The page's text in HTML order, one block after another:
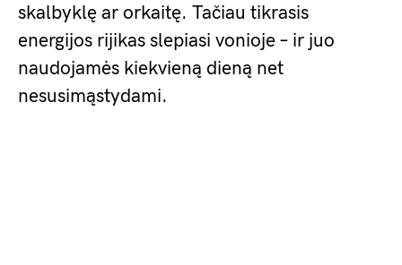
skalbyklę ar orkaitę. Tačiau tikrasis
energijos rijikas slepiasi vonioje – ir juo
naudojamės kiekvieną dieną net
nesusimąstydami.